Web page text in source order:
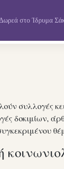
στο Ίδρυμα
συλλογές
δοκιμίων,